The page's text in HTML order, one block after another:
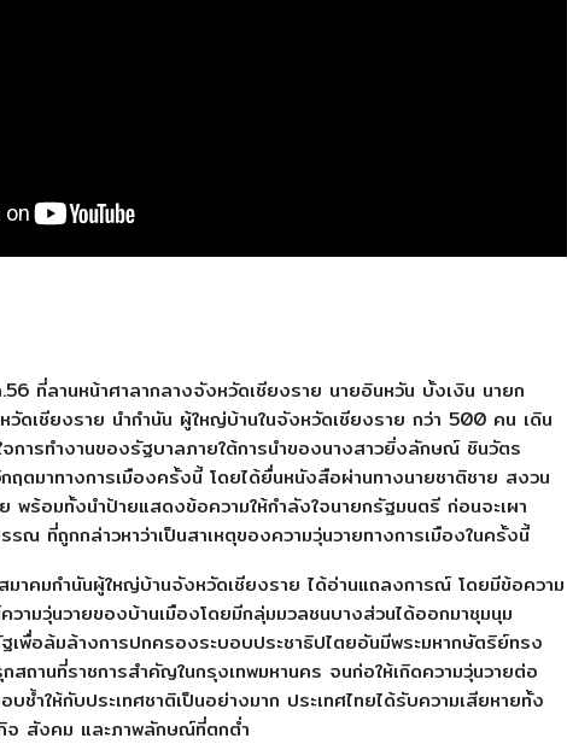
ที่ลานหน้าศาลากลางจังหวัดเชียงราย นายอินหวัน บั้งเงิน นายก
ดเชียงราย นำกำนัน ผู้ใหญ่บ้านในจังหวัดเชียงราย กว่า 500 คน เดิน
การทำงานของรัฐบาลภายใต้การนำของนางสาวยิ่งลักษณ์ ชินวัตร
ฤตมาทางการเมืองครั้งนี้ โดยได้ยื่นหนังสือผ่านทางนายชาติชาย สงวน
ร้อมทั้งนำป้ายแสดงข้อความให้กำลังใจนายกรัฐมนตรี ก่อนจะเผา
ณ ที่ถูกกล่าวหาว่าเป็นสาเหตุของความวุ่นวายทางการเมืองในครั้งนี้
มาคมกำนันผู้ใหญ่บ้านจังหวัดเชียงราย ได้อ่านแถลงการณ์ โดยมีข้อความ
วามวุ่นวายของบ้านเมืองโดยมีกลุ่มมวลชนบางส่วนได้ออกมาชุมนุม
เพื่อล้มล้างการปกครองระบอบประชาธิปไตยอันมีพระมหากษัตริย์ทรง
สถานที่ราชการสำคัญในกรุงเทพมหานคร จนก่อให้เกิดความวุ่นวายต่อ
บช้ำให้กับประเทศชาติเป็นอย่างมาก ประเทศไทยได้รับความเสียหายทั้ง
จ สังคม และภาพลักษณ์ที่ตกต่ำ